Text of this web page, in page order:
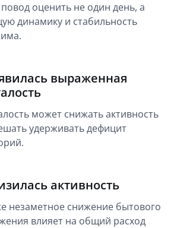
оценить не один день, а
динамику и стабильность
выраженная
может снижать активность
удерживать дефицит
активность
незаметное снижение бытового
влияет на общий расход